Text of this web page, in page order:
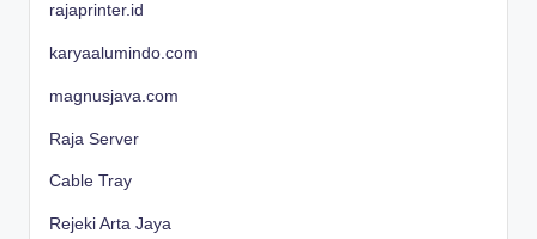
rajaprinter.id
karyaalumindo.com
magnusjava.com
Raja Server
Cable Tray
Rejeki Arta Jaya